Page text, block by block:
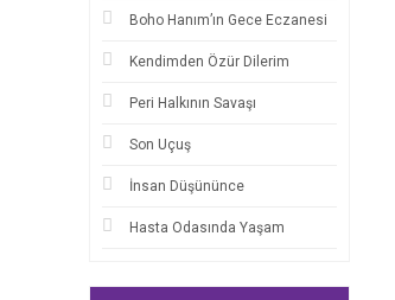
Boho Hanım’ın Gece Eczanesi
Kendimden Özür Dilerim
Peri Halkının Savaşı
Son Uçuş
İnsan Düşününce
Hasta Odasında Yaşam